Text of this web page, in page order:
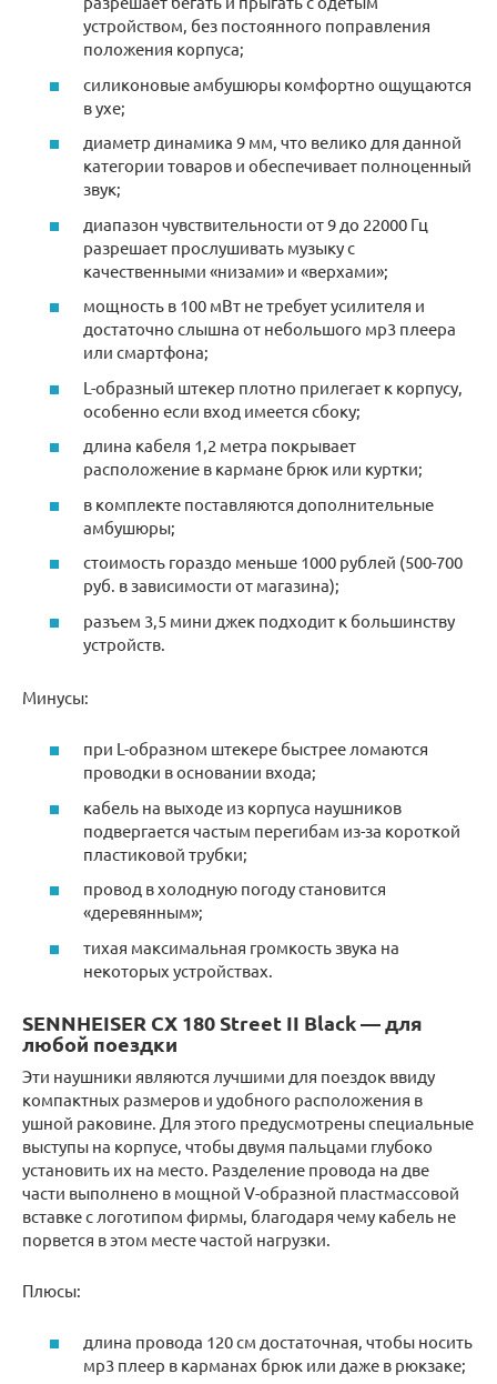
устройством, без постоянного поправления
положения корпуса;
силиконовые амбушюры комфортно ощущаются
в ухе;
диаметр динамика 9 мм, что велико для данной
категории товаров и обеспечивает полноценный
звук;
диапазон чувствительности от 9 до 22000 Гц
разрешает прослушивать музыку с
качественными «низами» и «верхами»;
мощность в 100 мВт не требует усилителя и
достаточно слышна от небольшого мр3 плеера
или смартфона;
L-образный штекер плотно прилегает к корпусу,
особенно если вход имеется сбоку;
длина кабеля 1,2 метра покрывает
расположение в кармане брюк или куртки;
в комплекте поставляются дополнительные
амбушюры;
стоимость гораздо меньше 1000 рублей (500-700
руб. в зависимости от магазина);
разъем 3,5 мини джек подходит к большинству
устройств.
Минусы:
при L-образном штекере быстрее ломаются
проводки в основании входа;
кабель на выходе из корпуса наушников
подвергается частым перегибам из-за короткой
пластиковой трубки;
провод в холодную погоду становится
«деревянным»;
тихая максимальная громкость звука на
некоторых устройствах.
SENNHEISER CX 180 Street II Black — для
любой поездки
Эти наушники являются лучшими для поездок ввиду
компактных размеров и удобного расположения в
ушной раковине. Для этого предусмотрены специальные
выступы на корпусе, чтобы двумя пальцами глубоко
установить их на место. Разделение провода на две
части выполнено в мощной V-образной пластмассовой
вставке с логотипом фирмы, благодаря чему кабель не
порвется в этом месте частой нагрузки.
Плюсы:
длина провода 120 см достаточная, чтобы носить
мр3 плеер в карманах брюк или даже в рюкзаке;